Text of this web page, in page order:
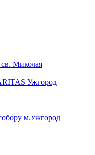
Миколая
Ужгород
м.Ужгород